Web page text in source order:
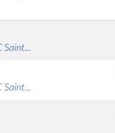
Saint...
Saint...